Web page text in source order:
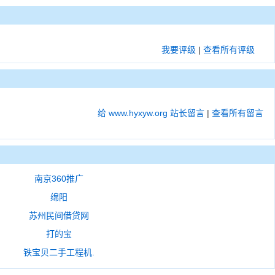
我要评级 | 查看所有评级
给 www.hyxyw.org 站长留言 | 查看所有留言
南京360推广
绵阳
苏州民间借贷网
打的宝
铁宝贝二手工程机.